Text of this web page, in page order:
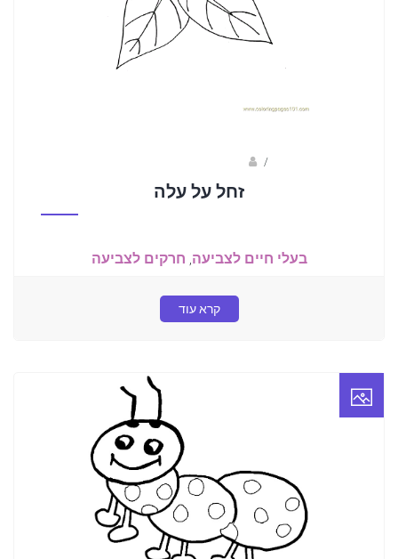
/
זחל על עלה
בעלי חיים לצביעה, חרקים לצביעה
קרא עוד